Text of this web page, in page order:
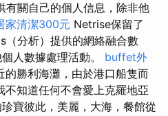
有關自己的個人信息，除非他
家清潔300元 Netrise保留了
（分析）提供的網絡融合數
人數據處理活動。 buffet外
的勝利海灘，由於港口船隻而
知道任何不會愛上克羅地亞
寶彼此，美麗，大海，餐館從